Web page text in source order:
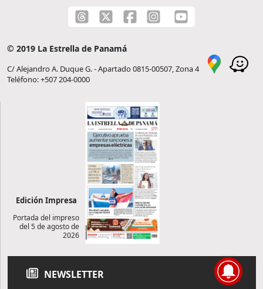
© 2019 La Estrella de Panamá
C/ Alejandro A. Duque G. - Apartado 0815-00507, Zona 4
Teléfono: +507 204-0000
Edición Impresa
Portada del impreso
del 5 de agosto de
2026
NEWSLETTER